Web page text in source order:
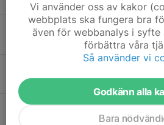
15 jan, 22:06
ICA Sälen Cup 2026
2 dec 2025
1 okt 2025
KM i MTB 27/9
Vi använder oss av kakor
webbplats ska fungera bra
även för webbanalys i
förbättra våra
Så använder vi
Godkänn alla
Bara